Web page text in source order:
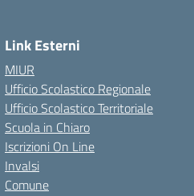
Link Esterni
MIUR
Ufficio Scolastico Regionale
Ufficio Scolastico Territoriale
Scuola in Chiaro
Iscrizioni On Line
Invalsi
Comune